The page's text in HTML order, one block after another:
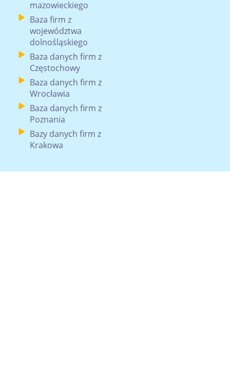
mazowieckiego
Baza firm z
województwa
dolnośląskiego
Baza danych firm z
Częstochowy
Baza danych firm z
Wrocławia
Baza danych firm z
Poznania
Bazy danych firm z
Krakowa